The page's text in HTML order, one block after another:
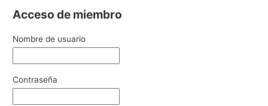
Acceso de miembro
Nombre de usuario
Contraseña